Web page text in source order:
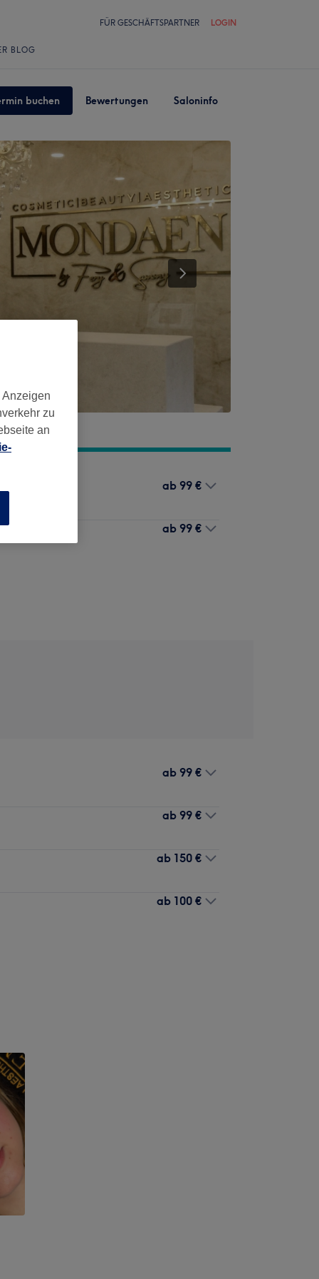
FÜR GESCHÄFTSPARTNER LOGIN
BLOG
buchen Bewertungen Saloninfo
ab 99 €
ab 99 €
ab 99 €
ab 99 €
ab 150 €
ab 100 €
zu
an